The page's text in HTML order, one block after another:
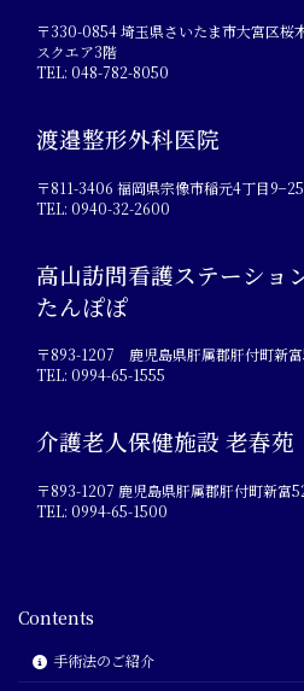
〒330-0854 埼玉県さいたま市大宮区桜
スクエア3階
TEL: 048-782-8050
渡邉整形外科医院
〒811-3406 福岡県宗像市稲元4丁目9−25
TEL: 0940-32-2600
高山訪問看護ステーショ
たんぽぽ
〒893-1207 鹿児島県肝属郡肝付町新
TEL: 0994-65-1555
介護老人保健施設 老春苑
〒893-1207 鹿児島県肝属郡肝付町新富
TEL: 0994-65-1500
Contents
手術法のご紹介